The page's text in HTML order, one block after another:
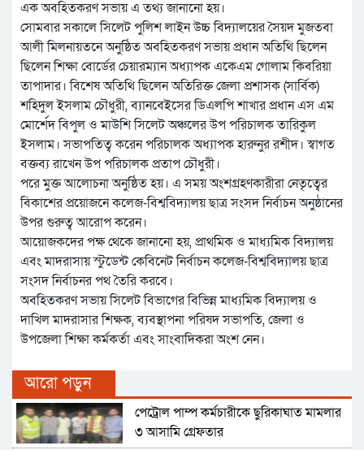
এক অবহিতকরণ সভায় এ তথ্য জানানো হয়।
সোমবার সকালে সিলেট পুলিশ লাইন উচ্চ বিদ্যালয়ের সৈয়দ মুজতবা
আলী মিলনায়তনে অনুষ্ঠিত অবহিতকরণ সভায় প্রধান অতিথি ছিলেন
ছিলেন শিক্ষা বোর্ডের চেয়ারম্যান অধ্যাপক একেএম গোলাম কিবরিয়া
তাপাদার। বিশেষ অতিথি ছিলেন অতিরিক্ত জেলা প্রশাসক (সার্বিক)
শহিদুল ইসলাম চৌধুরী, ব্যানবেইসের ডিএলপি শাখার প্রধান এস এম
মোর্শেদ বিপুল ও মাউশি সিলেট অঞ্চলের উপ পরিচালক তারিকুল
ইসলাম। সভাপতিত্ব করেন পরিচালক অধ্যাপক হারুনুর রশীদ। স্বাগত
বক্তব্য রাখেন উপ পরিচালক প্রতাপ চৌধুরী।
পরে মুক্ত আলোচনা অনুষ্ঠিত হয়। এ সময় অংশগ্রহণকারীরা নেতৃত্বের
বিকাশের প্রয়োজনে কলেজ-বিশ্ববিদ্যালয় ছাত্র সংসদ নির্বাচন অনুষ্ঠানের
উপর গুরুত্ব আরোপ করেন।
আয়োজকদের পক্ষ থেকে জানানো হয়, প্রাথমিক ও মাধ্যমিক বিদ্যালয়
এবং মাদরাসায় স্টুডেন্ট কেবিনেট নির্বাচন কলেজ-বিশ্ববিদ্যালয় ছাত্র
সংসদ নির্বাচনর পথ তৈরি করবে।
অবহিতকরণ সভায় সিলেট বিভাগের বিভিন্ন মাধ্যমিক বিদ্যালয় ও
দাখিল মাদরাসার শিক্ষক, ব্যবস্থাপনা পরিষদ সভাপতি, জেলা ও
উপজেলা শিক্ষা কর্মকর্তা এবং সাংবাদিকরা অংশ নেন।
আরো পড়ুন
পেট্রোল পাম্প কর্মচারীকে ছুরিকাঘাত মামলার
৩ আসামি গ্রেফতার